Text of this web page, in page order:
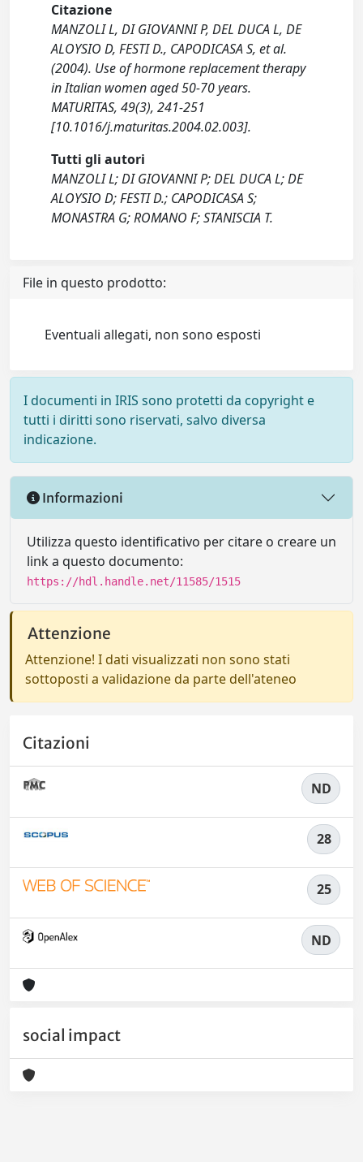
Citazione
MANZOLI L, DI GIOVANNI P, DEL DUCA L, DE
ALOYSIO D, FESTI D., CAPODICASA S, et al.
(2004). Use of hormone replacement therapy
in Italian women aged 50-70 years.
MATURITAS, 49(3), 241-251
[10.1016/j.maturitas.2004.02.003].
Tutti gli autori
MANZOLI L; DI GIOVANNI P; DEL DUCA L; DE
ALOYSIO D; FESTI D.; CAPODICASA S;
MONASTRA G; ROMANO F; STANISCIA T.
File in questo prodotto:
Eventuali allegati, non sono esposti
I documenti in IRIS sono protetti da copyright e
tutti i diritti sono riservati, salvo diversa
indicazione.
Informazioni
Utilizza questo identificativo per citare o creare un
link a questo documento:
https://hdl.handle.net/11585/1515
Attenzione
Attenzione! I dati visualizzati non sono stati
sottoposti a validazione da parte dell'ateneo
Citazioni
ND
28
25
ND
social impact